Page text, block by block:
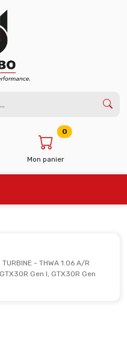
Mon panier
0
TURBINE - THWA 1.06 A/R
Gen I, GTX30R Gen